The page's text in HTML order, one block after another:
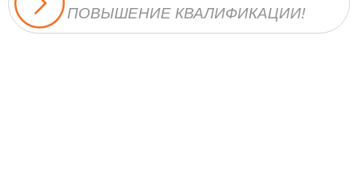
ПОВЫШЕНИЕ КВАЛИФИКАЦИИ!